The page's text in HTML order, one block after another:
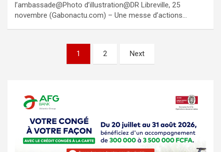
l’ambassade@Photo d’illustration@DR Libreville, 25
novembre (Gabonactu.com) – Une messe d’actions…
1 2 Next